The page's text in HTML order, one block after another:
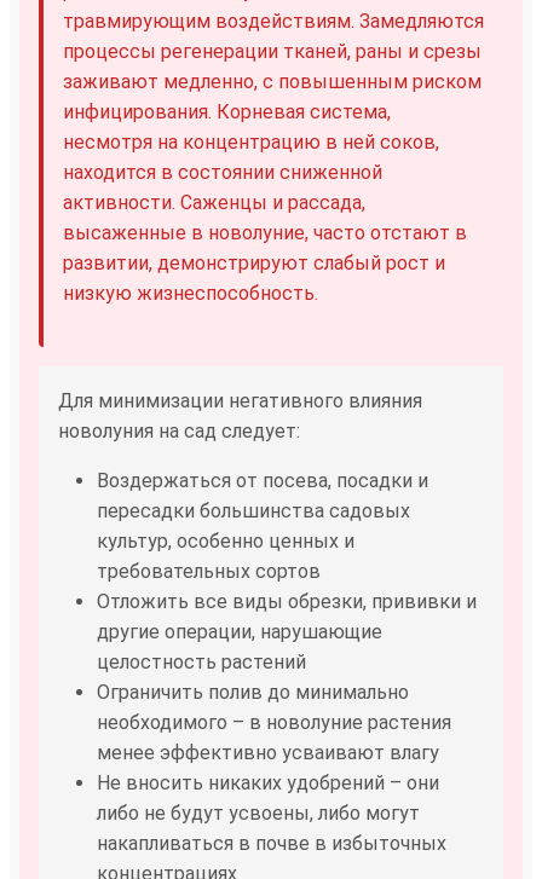
травмирующим воздействиям. Замедляются
процессы регенерации тканей, раны и срезы
заживают медленно, с повышенным риском
инфицирования. Корневая система,
несмотря на концентрацию в ней соков,
находится в состоянии сниженной
активности. Саженцы и рассада,
высаженные в новолуние, часто отстают в
развитии, демонстрируют слабый рост и
низкую жизнеспособность.
Для минимизации негативного влияния
новолуния на сад следует:
Воздержаться от посева, посадки и
пересадки большинства садовых
культур, особенно ценных и
требовательных сортов
Отложить все виды обрезки, прививки и
другие операции, нарушающие
целостность растений
Ограничить полив до минимально
необходимого – в новолуние растения
менее эффективно усваивают влагу
Не вносить никаких удобрений – они
либо не будут усвоены, либо могут
накапливаться в почве в избыточных
концентрациях